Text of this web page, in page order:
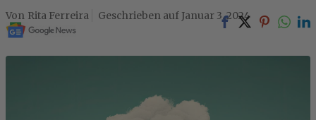
Rita Ferreira Januar 3, 2024